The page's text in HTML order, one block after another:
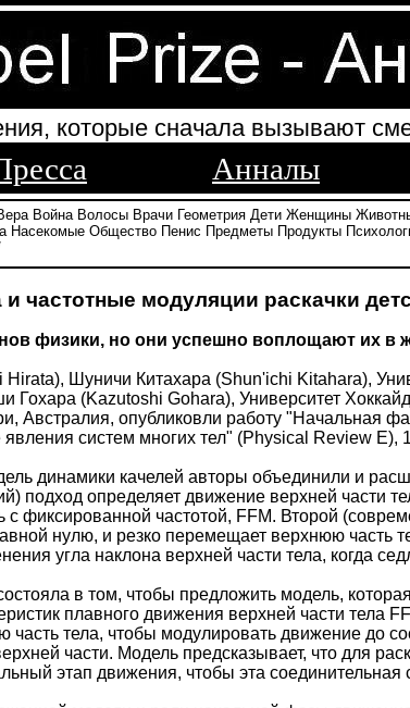
которые сначала вызывают
Анналы
Война Волосы Врачи Геометрия Дети Женщины
Насекомые Общество Пенис Предметы Продукты
частотные модуляции раскачки
физики, но они успешно воплощают их в
Hirata), Шуничи Китахара (Shun'ichi Kitahara),
Гохара (Kazutoshi Gohara), Университет
Австралия, опубликовли работу "Начальная
явления систем многих тел" (Physical Review E),
динамики качелей авторы объединили и
подход определяет движение верхней части
с фиксированной частотой, FFM. Второй
нулю, и резко перемещает верхнюю часть
угла наклона верхней части тела, когда
в том, чтобы предложить модель,
плавного движения верхней части тела
тела, чтобы модулировать движение до
части. Модель предсказывает, что для
этап движения, чтобы эта